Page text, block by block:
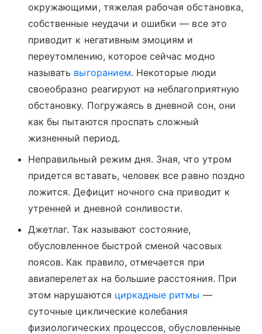
окружающими, тяжелая рабочая обстановка,
собственные неудачи и ошибки — все это
приводит к негативным эмоциям и
переутомлению, которое сейчас модно
называть выгоранием. Некоторые люди
своеобразно реагируют на неблагоприятную
обстановку. Погружаясь в дневной сон, они
как бы пытаются проспать сложный
жизненный период.
Неправильный режим дня. Зная, что утром
придется вставать, человек все равно поздно
ложится. Дефицит ночного сна приводит к
утренней и дневной сонливости.
Джетлаг. Так называют состояние,
обусловленное быстрой сменой часовых
поясов. Как правило, отмечается при
авиаперелетах на большие расстояния. При
этом нарушаются циркадные ритмы —
суточные циклические колебания
физиологических процессов, обусловленные